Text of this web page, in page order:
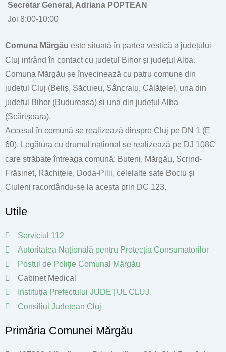
Secretar General, Adriana POPTEAN
Joi 8:00-10:00
Comuna Mărgău este situată în partea vestică a județului
Cluj intrând în contact cu județul Bihor și județul Alba.
Comuna Mărgău se învecinează cu patru comune din
județul Cluj (Beliș, Săcuieu, Sâncraiu, Călățele), una din
județul Bihor (Budureasa) și una din județul Alba
(Scărișoara).
Accesul în comună se realizează dinspre Cluj pe DN 1 (E
60). Legătura cu drumul național se realizează pe DJ 108C
care străbate întreaga comună: Buteni, Mărgău, Scrind-
Frăsinet, Răchițele, Doda-Pilii, celelalte sate Bociu și
Ciuleni racordându-se la acesta prin DC 123.
Utile
Serviciul 112
Autoritatea Națională pentru Protecția Consumatorilor
Postul de Poliţie Comunal Mărgău
Cabinet Medical
Instituția Prefectului JUDEȚUL CLUJ
Consiliul Județean Cluj
Primăria Comunei Mărgău